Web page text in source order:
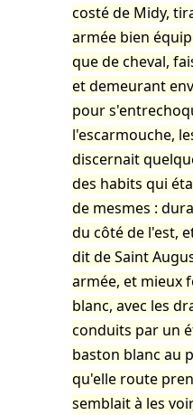
costé de Midy,
armée bien
que de cheval,
et demeurant
pour
l'escarmouche,
discernait
des habits qui
de mesmes :
du côté de l'est,
dit de Saint
armée, et mieux
blanc, avec les
conduits par un
baston blanc au
qu'elle route
semblait à les